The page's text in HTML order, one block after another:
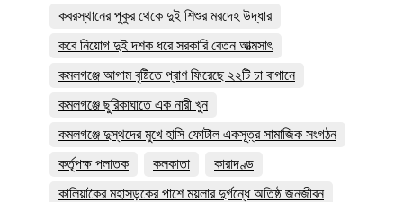
কবরস্থানের পুকুর থেকে দুই শিশুর মরদেহ উদ্ধার
কবে নিয়োগ দুই দশক ধরে সরকারি বেতন আত্মসাৎ
কমলগঞ্জে আগাম বৃষ্টিতে প্রাণ ফিরেছে ২২টি চা বাগানে
কমলগঞ্জে ছুরিকাঘাতে এক নারী খুন
কমলগঞ্জে দুস্থদের মুখে হাসি ফোটাল একসূত্র সামাজিক সংগঠন
কর্তৃপক্ষ পলাতক
কলকাতা
কারাদণ্ড
কালিয়াকৈর মহাসড়কের পাশে ময়লার দুর্গন্ধে অতিষ্ঠ জনজীবন